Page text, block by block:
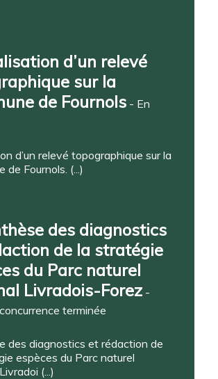
d’un relevé
sur la
de Fournols- En
d’un relevé topographique sur la
de Fournols. (...)
des diagnostics
de la stratégie
du Parc naturel
Livradois-Forez-
terminée
des diagnostics et rédaction de
espèces du Parc naturel
(...)